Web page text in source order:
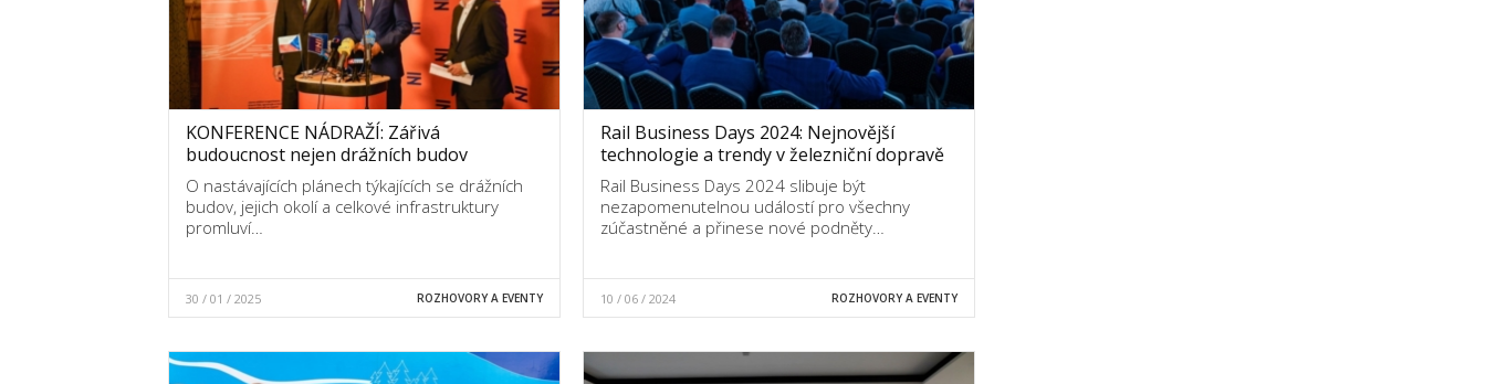
KONFERENCE NÁDRAŽÍ: Zářivá
budoucnost nejen drážních budov
O nastávajících plánech týkajících se drážních
budov, jejich okolí a celkové infrastruktury
promluví…
30 / 01 / 2025 ROZHOVORY A EVENTY
Rail Business Days 2024: Nejnovější
technologie a trendy v železniční dopravě
Rail Business Days 2024 slibuje být
nezapomenutelnou událostí pro všechny
zúčastněné a přinese nové podněty…
10 / 06 / 2024 ROZHOVORY A EVENTY